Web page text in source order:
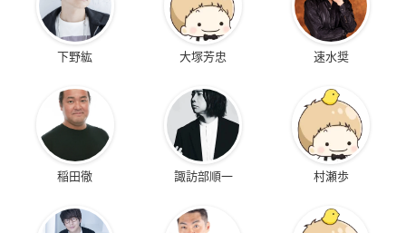
下野紘 大塚芳忠 速水奨
稲田徹 諏訪部順一 村瀬歩